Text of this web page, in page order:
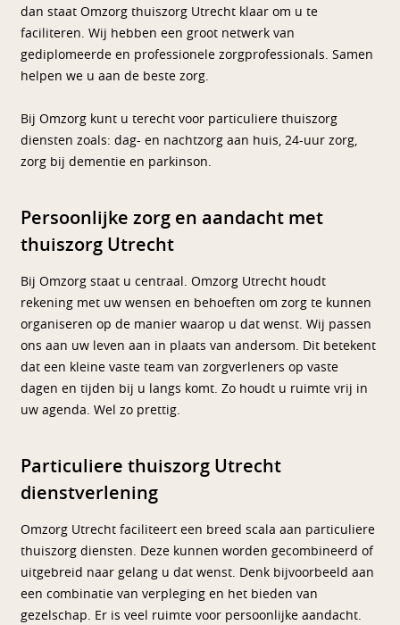
dan staat Omzorg thuiszorg Utrecht klaar om u te
faciliteren. Wij hebben een groot netwerk van
gediplomeerde en professionele zorgprofessionals. Samen
helpen we u aan de beste zorg.
Bij Omzorg kunt u terecht voor particuliere thuiszorg
diensten zoals: dag- en nachtzorg aan huis, 24-uur zorg,
zorg bij dementie en parkinson.
Persoonlijke zorg en aandacht met
thuiszorg Utrecht
Bij Omzorg staat u centraal. Omzorg Utrecht houdt
rekening met uw wensen en behoeften om zorg te kunnen
organiseren op de manier waarop u dat wenst. Wij passen
ons aan uw leven aan in plaats van andersom. Dit betekent
dat een kleine vaste team van zorgverleners op vaste
dagen en tijden bij u langs komt. Zo houdt u ruimte vrij in
uw agenda. Wel zo prettig.
Particuliere thuiszorg Utrecht
dienstverlening
Omzorg Utrecht faciliteert een breed scala aan particuliere
thuiszorg diensten. Deze kunnen worden gecombineerd of
uitgebreid naar gelang u dat wenst. Denk bijvoorbeeld aan
een combinatie van verpleging en het bieden van
gezelschap. Er is veel ruimte voor persoonlijke aandacht.